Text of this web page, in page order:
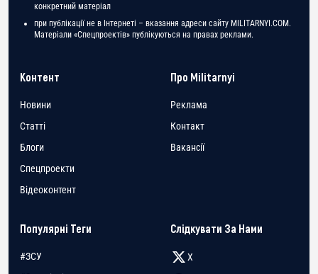
конкретний матеріал
при публікації не в Інтернеті – вказання адреси сайту MILITARNYI.COM.
Матеріали «Спецпроектів» публікуються на правах реклами.
Контент
Новини
Статті
Блоги
Спецпроекти
Відеоконтент
Про Militarnyi
Реклама
Контакт
Вакансії
Популярні Теги
#ЗСУ
Слідкувати За Нами
X